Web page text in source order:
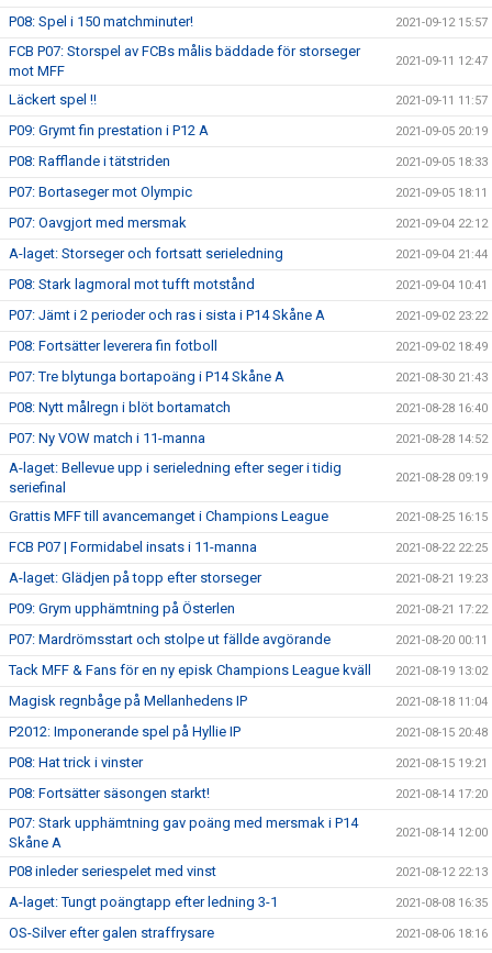
P08: Spel i 150 matchminuter! 2021-09-12 15:57
FCB P07: Storspel av FCBs målis bäddade för storseger
mot MFF
2021-09-11 12:47
Läckert spel !! 2021-09-11 11:57
P09: Grymt fin prestation i P12 A 2021-09-05 20:19
P08: Rafflande i tätstriden 2021-09-05 18:33
P07: Bortaseger mot Olympic 2021-09-05 18:11
P07: Oavgjort med mersmak 2021-09-04 22:12
A-laget: Storseger och fortsatt serieledning 2021-09-04 21:44
P08: Stark lagmoral mot tufft motstånd 2021-09-04 10:41
P07: Jämt i 2 perioder och ras i sista i P14 Skåne A 2021-09-02 23:22
P08: Fortsätter leverera fin fotboll 2021-09-02 18:49
P07: Tre blytunga bortapoäng i P14 Skåne A 2021-08-30 21:43
P08: Nytt målregn i blöt bortamatch 2021-08-28 16:40
P07: Ny VOW match i 11-manna 2021-08-28 14:52
A-laget: Bellevue upp i serieledning efter seger i tidig
seriefinal
2021-08-28 09:19
Grattis MFF till avancemanget i Champions League 2021-08-25 16:15
FCB P07 | Formidabel insats i 11-manna 2021-08-22 22:25
A-laget: Glädjen på topp efter storseger 2021-08-21 19:23
P09: Grym upphämtning på Österlen 2021-08-21 17:22
P07: Mardrömsstart och stolpe ut fällde avgörande 2021-08-20 00:11
Tack MFF & Fans för en ny episk Champions League kväll 2021-08-19 13:02
Magisk regnbåge på Mellanhedens IP 2021-08-18 11:04
P2012: Imponerande spel på Hyllie IP 2021-08-15 20:48
P08: Hat trick i vinster 2021-08-15 19:21
P08: Fortsätter säsongen starkt! 2021-08-14 17:20
P07: Stark upphämtning gav poäng med mersmak i P14
Skåne A
2021-08-14 12:00
P08 inleder seriespelet med vinst 2021-08-12 22:13
A-laget: Tungt poängtapp efter ledning 3-1 2021-08-08 16:35
OS-Silver efter galen straffrysare 2021-08-06 18:16